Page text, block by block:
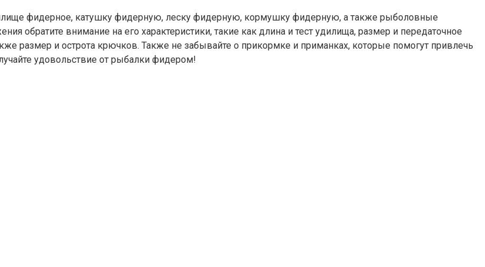
фидерное, катушку фидерную, леску фидерную, кормушку фидерную, а также рыболовные
обратите внимание на его характеристики, такие как длина и тест удилища, размер и передаточное
размер и острота крючков. Также не забывайте о прикормке и приманках, которые помогут привлечь
удовольствие от рыбалки фидером!